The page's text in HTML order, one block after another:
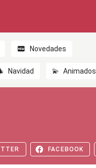
Novedades
Navidad 💫 Animados
FACEBOOK